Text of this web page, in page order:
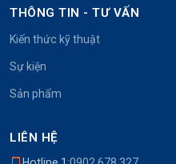
THÔNG TIN - TƯ VẤN
Kiến thức kỹ thuật
Sự kiện
Sản phẩm
LIÊN HỆ